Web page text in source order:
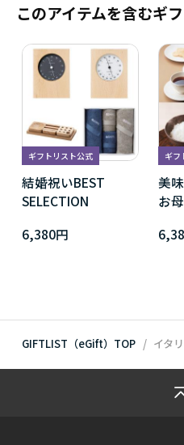
このアイテムを含むギ
ギフトリスト公式
結婚祝いBEST
SELECTION
6,380円
ギフ
美
お
GIFTLIST（eGift）TOP イタ